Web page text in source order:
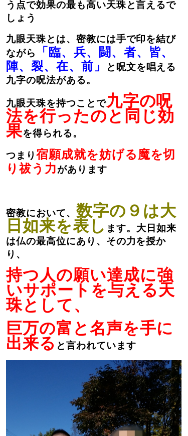
う点で効果の最も高い天珠と言えるで
しょう
九眼天珠とは、密教には手で印を結び
ながら
「臨、兵、闘、者、皆、
陣、裂、在、前」
と呪文を唱える
九字の呪法がある。
九眼天珠を持つことで九字の呪
法を行ったのと同じ効
果を得られる。
つまり 宿願成就を妨げる魔を切
り祓う力があります
密教において、 数字の９は大
日如来を表し ます。大日如来
は仏の最高位にあり、その力を授か
り、
持つ人の願い達成に強
いサポートを与える天
珠として、
巨万の富と名声を手に
出来る と言われています